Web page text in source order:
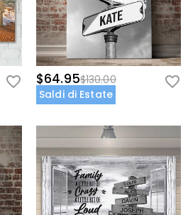
$64.95$130.00
Saldi di Estate